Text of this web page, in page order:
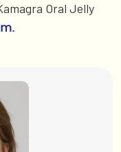
Oral Jelly